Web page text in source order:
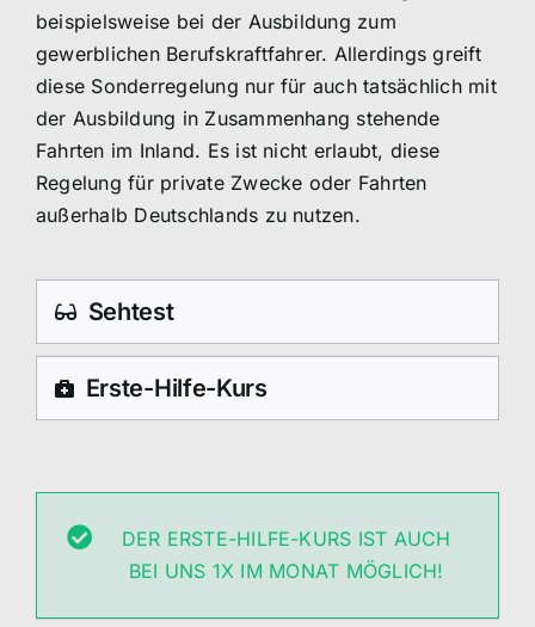
beispielsweise bei der Ausbildung zum
gewerblichen Berufskraftfahrer. Allerdings greift
diese Sonderregelung nur für auch tatsächlich mit
der Ausbildung in Zusammenhang stehende
Fahrten im Inland. Es ist nicht erlaubt, diese
Regelung für private Zwecke oder Fahrten
außerhalb Deutschlands zu nutzen.
Sehtest
Erste-Hilfe-Kurs
DER ERSTE-HILFE-KURS IST AUCH
BEI UNS 1X IM MONAT MÖGLICH!